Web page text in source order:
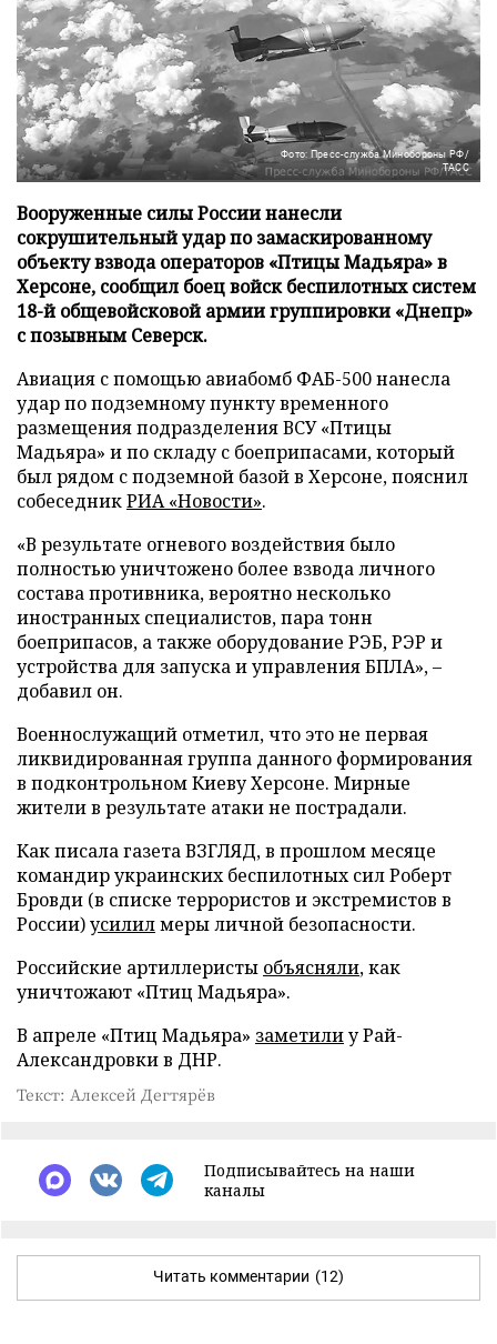
Фото: Пресс-служба Минобороны РФ/
ТАСС
Вооруженные силы России нанесли
сокрушительный удар по замаскированному
объекту взвода операторов «Птицы Мадьяра» в
Херсоне, сообщил боец войск беспилотных систем
18-й общевойсковой армии группировки «Днепр»
с позывным Северск.
Авиация с помощью авиабомб ФАБ-500 нанесла
удар по подземному пункту временного
размещения подразделения ВСУ «Птицы
Мадьяра» и по складу с боеприпасами, который
был рядом с подземной базой в Херсоне, пояснил
собеседникРИА «Новости».
«В результате огневого воздействия было
полностью уничтожено более взвода личного
состава противника, вероятно несколько
иностранных специалистов, пара тонн
боеприпасов, а также оборудование РЭБ, РЭР и
устройства для запуска и управления БПЛА», –
добавил он.
Военнослужащий отметил, что это не первая
ликвидированная группа данного формирования
в подконтрольном Киеву Херсоне. Мирные
жители в результате атаки не пострадали.
Как писала газета ВЗГЛЯД, в прошлом месяце
командир украинских беспилотных сил Роберт
Бровди (в списке террористов и экстремистов в
России)усилилмеры личной безопасности.
Российские артиллеристы объясняли, как
уничтожают «Птиц Мадьяра».
В апреле «Птиц Мадьяра» заметилиу Рай-
Александровки в ДНР.
Текст: Алексей Дегтярёв
Подписывайтесь на наши
каналы
Читать комментарии (12)